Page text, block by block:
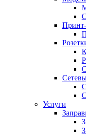
Принт-
Услуги